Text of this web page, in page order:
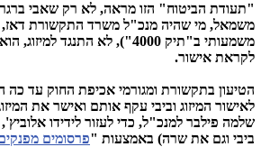
"תעודת הביטוח" הזו מראה, לא רק שאבי
משמאל, מי שהיה מנכ"ל משרד התקשורת דאז,
משמעותי ב"תיק 4000"), לא התנגד
לקראת אישור.
הטיעון בתקשורת ומגורמי אכיפת החוק עד כה
לאישור המיזוג וביבי עקף אותם ואישר את
שלמה פילבר למנכ"ל, כדי לעזור לידידו
ביבי וגם את שרה) באמצעות "פרסומים